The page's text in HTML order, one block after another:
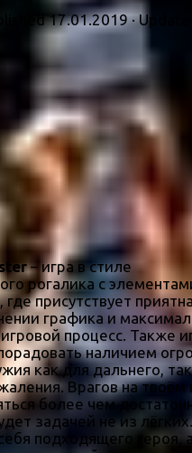
17.01.2019· Updated
– игра в стиле
рогалика с
присутствует
графика и
процесс. Также
наличием
как для дальнего,
Врагов на твоём
более чем
задачей не из лёгких.
подходящего героя,